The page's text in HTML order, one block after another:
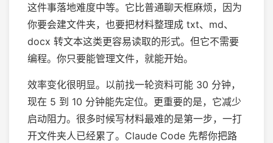
这件事落地难度中等。它比普通聊天框麻烦，因为
你要会建文件夹，也要把材料整理成 txt、md、
docx 转文本这类更容易读取的形式。但它不需要
编程。你只要能管理文件，就能开始。
效率变化很明显。以前找一轮资料可能 30 分钟，
现在 5 到 10 分钟能先定位。更重要的是，它减少
启动阻力。很多时候写材料最难的是第一步，一打
开文件夹人已经累了。Claude Code 先帮你把路